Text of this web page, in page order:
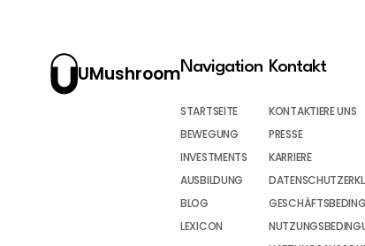
UMushroomNavigation
STARTSEITE
BEWEGUNG
INVESTMENTS
AUSBILDUNG
BLOG
LEXICON
Kontakt
KONTAKTIERE UNS
PRESSE
KARRIERE